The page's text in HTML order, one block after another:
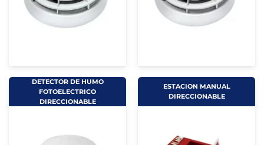
DETECTOR DE HUMO
FOTOELECTRICO
DIRECCIONABLE
ESTACION MANUAL
DIRECCIONABLE